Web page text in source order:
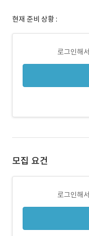
현재 준비 상황 :
로그인해
모집 요건
로그인해